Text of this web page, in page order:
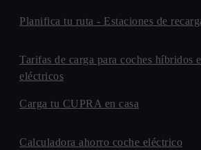
Planifica tu ruta - Estaciones de
Tarifas de carga para coches híbridos
eléctricos
Carga tu CUPRA en casa
Calculadora ahorro coche eléctrico